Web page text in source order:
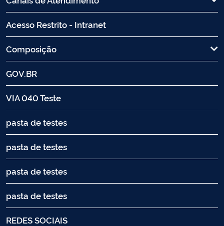
Acesso Restrito - Intranet
Composição
GOV.BR
VIA 040 Teste
pasta de testes
pasta de testes
pasta de testes
pasta de testes
REDES SOCIAIS